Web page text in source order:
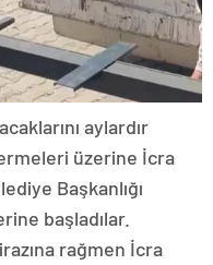
aylardır
üzerine İcra
Başkanlığı
başladılar.
rağmen İcra